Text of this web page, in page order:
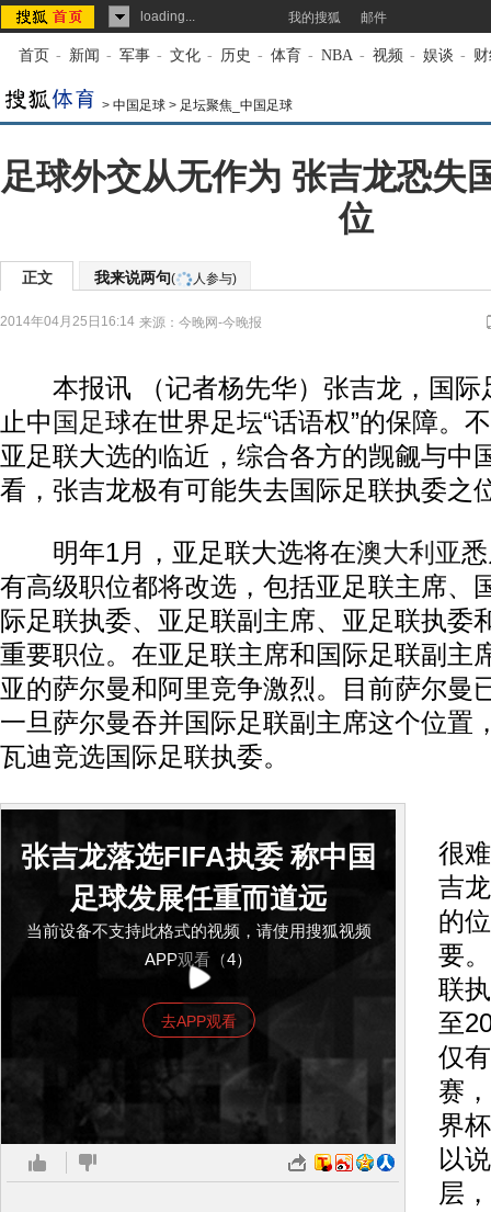
loading... 我的搜狐 邮件
首页 - 新闻 - 军事 - 文化 - 历史 - 体育 - NBA - 视频 - 娱谈 -
> 中国足球 > 足坛聚焦_中国足球
足球外交从无作为 张吉龙恐失
位
正文 我来说两句( 人参与)
2014年04月25日16:14 来源： 今晚网-今晚报
本报讯 （记者杨先华）张吉龙，国际
止中 国足球在世界足坛“话语权”的保障。
亚足联大选的临近，综合各方的觊觎与中
看，张吉龙极有可能失去国际足联执委之
明年1月，亚足联大选将在澳大利亚
有高级职位都将改选，包括亚足联主席、
际足联执委、亚足联副主席、亚足联执委
重要职位。在亚足联主席和国际足联副主
亚的萨尔曼和阿里竞争激烈。目前萨尔曼
一旦萨尔曼吞并国际足联副主席这个位置
瓦迪竞选国际足联执委。
张吉龙落选FIFA执委 称中国
足球发展任重而道远
当前设备不支持此格式的视频，请使用搜狐视频
APP观看（4）
去APP观看
很
吉
的
要
联
至
仅
赛
界
以
层